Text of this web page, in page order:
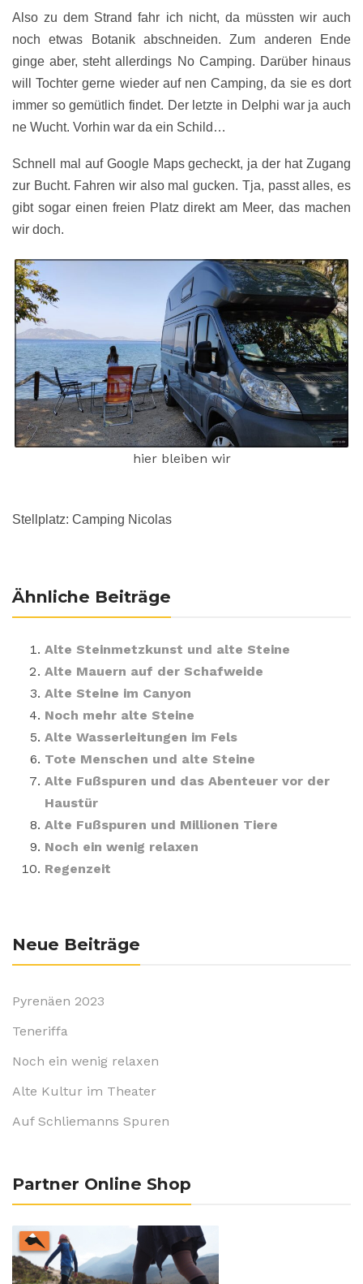
Also zu dem Strand fahr ich nicht, da müssten wir auch
noch etwas Botanik abschneiden. Zum anderen Ende
ginge aber, steht allerdings No Camping. Darüber hinaus
will Tochter gerne wieder auf nen Camping, da sie es dort
immer so gemütlich findet. Der letzte in Delphi war ja auch
ne Wucht. Vorhin war da ein Schild…
Schnell mal auf Google Maps gecheckt, ja der hat Zugang
zur Bucht. Fahren wir also mal gucken. Tja, passt alles, es
gibt sogar einen freien Platz direkt am Meer, das machen
wir doch.
hier bleiben wir
Stellplatz: Camping Nicolas
Ähnliche Beiträge
Alte Steinmetzkunst und alte Steine
Alte Mauern auf der Schafweide
Alte Steine im Canyon
Noch mehr alte Steine
Alte Wasserleitungen im Fels
Tote Menschen und alte Steine
Alte Fußspuren und das Abenteuer vor der
Haustür
Alte Fußspuren und Millionen Tiere
Noch ein wenig relaxen
Regenzeit
Neue Beiträge
Pyrenäen 2023
Teneriffa
Noch ein wenig relaxen
Alte Kultur im Theater
Auf Schliemanns Spuren
Partner Online Shop